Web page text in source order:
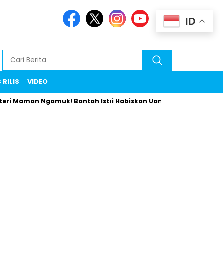
RILIS VIDEO
Ngamuk! Bantah Istri Habiskan Uang Negara Liburan ke Eropa
ID